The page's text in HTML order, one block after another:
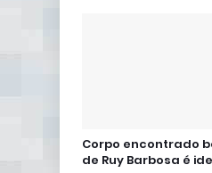
Corpo encontrado
de Ruy Barbosa é